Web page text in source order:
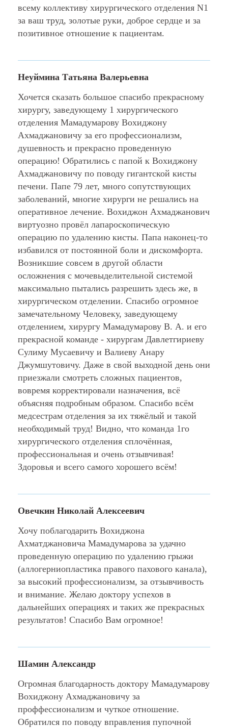
всему коллективу хирургического отделения N1
за ваш труд, золотые руки, доброе сердце и за
позитивное отношение к пациентам.
Неуймина Татьяна Валерьевна
Хочется сказать большое спасибо прекрасному
хирургу, заведующему 1 хирургического
отделения Мамадумарову Вохиджону
Ахмаджановичу за его профессионализм,
душевность и прекрасно проведенную
операцию! Обратились с папой к Вохиджону
Ахмаджановичу по поводу гигантской кисты
печени. Папе 79 лет, много сопутствующих
заболеваний, многие хирурги не решались на
оперативное лечение. Вохиджон Ахмаджанович
виртуозно провёл лапароскопическую
операцию по удалению кисты. Папа наконец-то
избавился от постоянной боли и дискомфорта.
Возникшие совсем в другой области
осложнения с мочевыделительной системой
максимально пытались разрешить здесь же, в
хирургическом отделении. Спасибо огромное
замечательному Человеку, заведующему
отделением, хирургу Мамадумарову В. А. и его
прекрасной команде - хирургам Давлетгириеву
Сулиму Мусаевичу и Валиеву Анару
Джумшутовичу. Даже в свой выходной день они
приезжали смотреть сложных пациентов,
вовремя корректировали назначения, всё
объясняя подробным образом. Спасибо всём
медсестрам отделения за их тяжёлый и такой
необходимый труд! Видно, что команда 1го
хирургического отделения сплочённая,
профессиональная и очень отзывчивая!
Здоровья и всего самого хорошего всём!
Овечкин Николай Алексеевич
Хочу поблагодарить Вохиджона
Ахматджановича Мамадумарова за удачно
проведенную операцию по удалению грыжи
(аллогерниопластика правого пахового канала),
за высокий профессионализм, за отзывчивость
и внимание. Желаю доктору успехов в
дальнейших операциях и таких же прекрасных
результатов! Спасибо Вам огромное!
Шамин Александр
Огромная благодарность доктору Мамадумарову
Вохиджону Ахмаджановичу за
проффессионализм и чуткое отношение.
Обратился по поводу вправления пупочной